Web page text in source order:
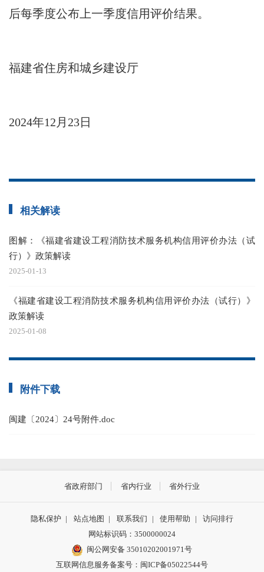
后每季度公布上一季度信用评价结果。
福建省住房和城乡建设厅
2024年12月23日
相关解读
图解：《福建省建设工程消防技术服务机构信用评价办法（试
行）》政策解读
2025-01-13
《福建省建设工程消防技术服务机构信用评价办法（试行）》
政策解读
2025-01-08
附件下载
闽建〔2024〕24号附件.doc
省政府部门 省内行业 省外行业
隐私保护 | 站点地图 | 联系我们 | 使用帮助 |
访问排行
网站标识码：3500000024
闽公网安备 35010202001971号
互联网信息服务备案号：闽ICP备05022544号